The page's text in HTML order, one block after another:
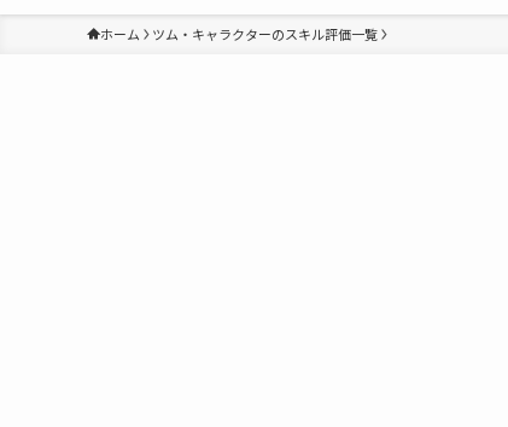
ホーム ツム・キャラクターのスキル評価一覧